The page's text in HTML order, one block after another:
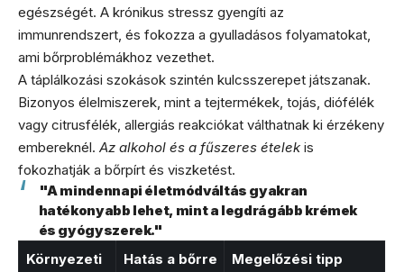
egészségét. A krónikus stressz gyengíti az
immunrendszert, és fokozza a gyulladásos folyamatokat,
ami bőrproblémákhoz vezethet.
A táplálkozási szokások szintén kulcsszerepet játszanak.
Bizonyos élelmiszerek, mint a tejtermékek, tojás, diófélék
vagy citrusfélék, allergiás reakciókat válthatnak ki érzékeny
embereknél. Az alkohol és a fűszeres ételek is
fokozhatják a bőrpírt és viszketést.
"A mindennapi életmódváltás gyakran
hatékonyabb lehet, mint a legdrágább krémek
és gyógyszerek."
Környezeti
Hatás a bőrre Megelőzési tipp